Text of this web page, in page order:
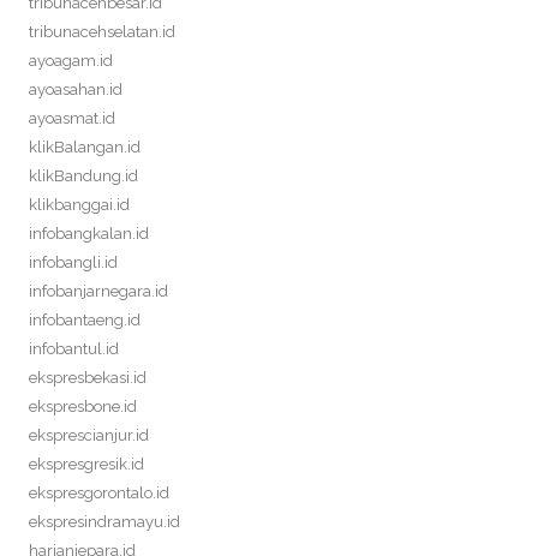
tribunacehselatan.id
ayoagam.id
ayoasahan.id
ayoasmat.id
klikBalangan.id
klikBandung.id
klikbanggai.id
infobangkalan.id
infobangli.id
infobanjarnegara.id
infobantaeng.id
infobantul.id
ekspresbekasi.id
ekspresbone.id
eksprescianjur.id
ekspresgresik.id
ekspresgorontalo.id
ekspresindramayu.id
harianjepara.id